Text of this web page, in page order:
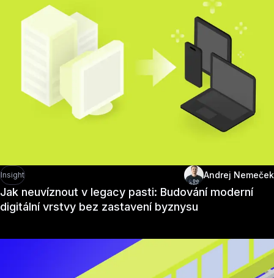
Insight Andrej Nemeček
Jak neuvíznout v legacy pasti: Budování moderní
digitální vrstvy bez zastavení byznysu